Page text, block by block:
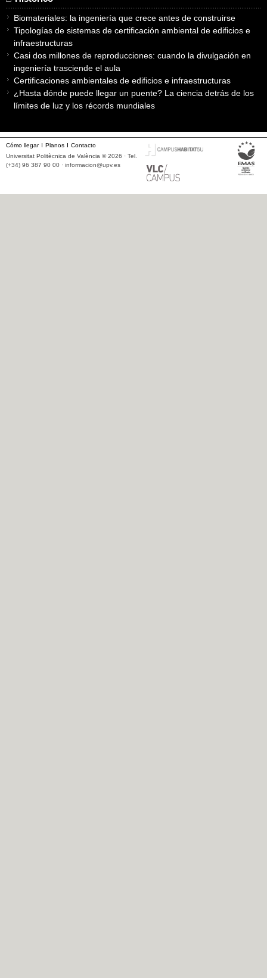
Biomateriales: la ingeniería que crece antes de construirse
Tipologías de sistemas de certificación ambiental de edificios e
infraestructuras
Casi dos millones de reproducciones: cuando la divulgación en
ingeniería trasciende el aula
Certificaciones ambientales de edificios e infraestructuras
¿Hasta dónde puede llegar un puente? La ciencia detrás de los
límites de luz y los récords mundiales
Cómo llegar Planos
Contacto
Universitat Politècnica de València © 2026 · Tel.
(+34) 96 387 90 00 · informacion@upv.es